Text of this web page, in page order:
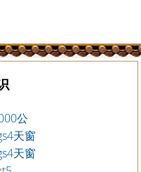
公
天窗
天窗